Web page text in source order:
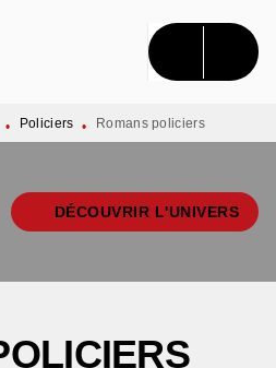
CONTENU
• Policiers • Romans policiers
DÉCOUVRIR L'UNIVERS